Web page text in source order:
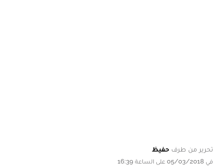
تحرير من طرف حفيظ
في 05/03/2018 على الساعة 16:39